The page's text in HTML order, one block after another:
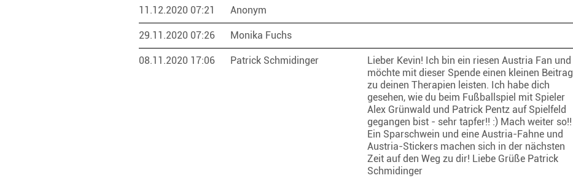
11.12.2020 07:21 Anonym
29.11.2020 07:26 Monika Fuchs
08.11.2020 17:06 Patrick Schmidinger
Lieber Kevin! Ich bin ein riesen Austria Fan und
möchte mit dieser Spende einen kleinen Beitrag
zu deinen Therapien leisten. Ich habe dich
gesehen, wie du beim Fußballspiel mit Spieler
Alex Grünwald und Patrick Pentz auf Spielfeld
gegangen bist - sehr tapfer!! :) Mach weiter so!!
Ein Sparschwein und eine Austria-Fahne und
Austria-Stickers machen sich in der nächsten
Zeit auf den Weg zu dir! Liebe Grüße Patrick
Schmidinger